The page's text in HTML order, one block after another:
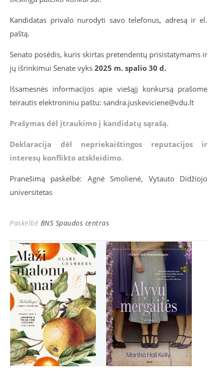
Kandidatas privalo nurodyti savo telefonus, adresą ir el.
paštą.
Senato posėdis, kuris skirtas pretendentų prisistatymams ir
jų išrinkimui Senate vyks 2025 m. spalio 30 d.
Išsamesnės informacijos apie viešąjį konkursą prašome
teirautis elektroniniu paštu: sandra.juskeviciene@vdu.lt
Prašymas dėl įtraukimo į kandidatų sąrašą.
Deklaracija dėl nepriekaištingos reputacijos ir
interesų konflikto atskleidimo.
Pranešimą paskelbė: Agnė Smolienė, Vytauto Didžiojo
universitetas
Paskelbė BNS Spaudos centras